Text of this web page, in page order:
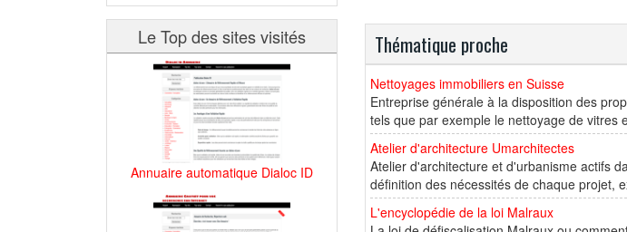
Le Top des sites visités
Annuaire automatique Dialoc ID
Thématique proche
Nettoyages immobiliers en Suisse
Entreprise générale à la disposition des
tels que par exemple le nettoyage de vitres
Atelier d'architecture Umarchitectes
Atelier d'architecture et d'urbanisme actifs
définition des nécessités de chaque projet,
L'encyclopédie de la loi Malraux